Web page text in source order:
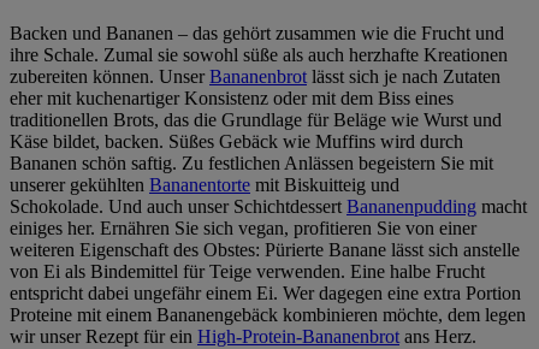
Backen und Bananen – das gehört zusammen wie die Frucht und
ihre Schale. Zumal sie sowohl süße als auch herzhafte Kreationen
zubereiten können. UnserBananenbrot lässt sich je nach Zutaten
eher mit kuchenartiger Konsistenz oder mit dem Biss eines
traditionellen Brots, das die Grundlage für Beläge wie Wurst und
Käse bildet, backen. Süßes Gebäck wie Muffins wird durch
Bananen schön saftig. Zu festlichen Anlässen begeistern Sie mit
unserer gekühlten Bananentorte mit Biskuitteig und
Schokolade. Und auch unser Schichtdessert Bananenpudding macht
einiges her. Ernähren Sie sich vegan, profitieren Sie von einer
weiteren Eigenschaft des Obstes: Pürierte Banane lässt sich anstelle
von Ei als Bindemittel für Teige verwenden. Eine halbe Frucht
entspricht dabei ungefähr einem Ei. Wer dagegen eine extra Portion
Proteine mit einem Bananengebäck kombinieren möchte, dem legen
wir unser Rezept für ein High-Protein-Bananenbrot ans Herz.